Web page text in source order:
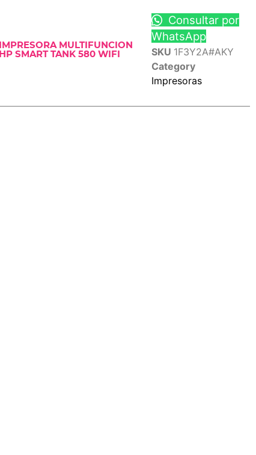
IMPRESORA MULTIFUNCION
HP SMART TANK 580 WIFI
Consultar por
WhatsApp
SKU 1F3Y2A#AKY
Category
Impresoras